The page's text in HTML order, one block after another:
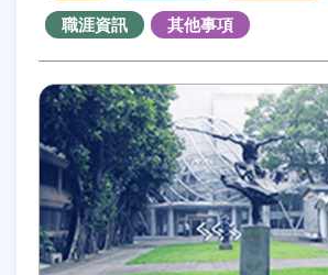
職涯資訊
其他事項